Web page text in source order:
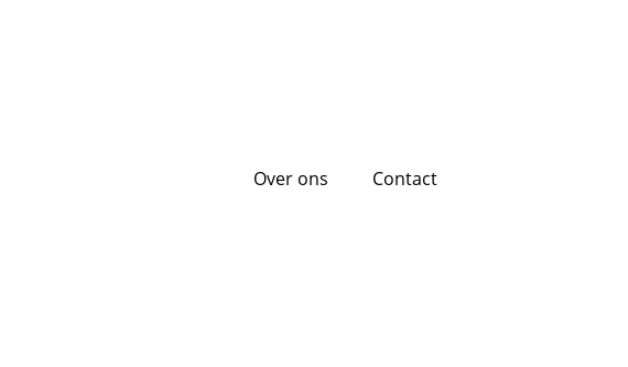
Over ons Contact
euro lenen